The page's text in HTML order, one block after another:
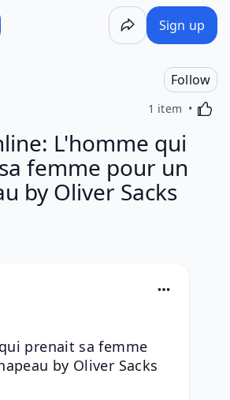
Sign up
Follow
1 item
L'homme qui
femme pour un
by Oliver Sacks
prenait sa femme
by Oliver Sacks